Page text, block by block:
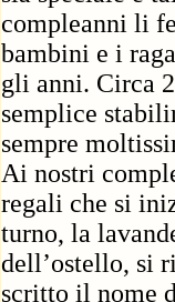
compleanni li
bambini e i
gli anni. Circa
semplice
sempre
Ai nostri
regali che si
turno, la
dell’ostello, si
scritto il nome